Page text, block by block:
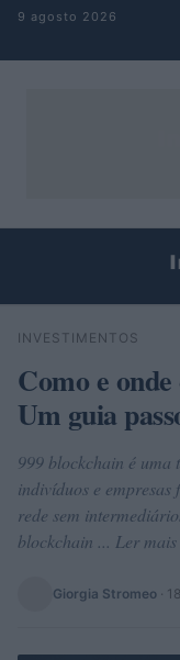
Pular para o conteúdo
9 agosto 2026
Buscar
INVESTIMENTOS
Como e
Um guia
999 blockchain é uma
indivíduos e empresas
rede sem
blockchain ... Ler mais
Giorgia Stromeo ·